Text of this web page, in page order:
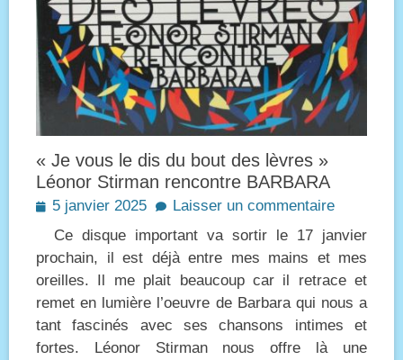
« Je vous le dis du bout des lèvres »
Léonor Stirman rencontre BARBARA
Posted
5 janvier 2025
Laisser un commentaire
Ce disque important va sortir le 17 janvier
prochain, il est déjà entre mes mains et mes
oreilles. Il me plait beaucoup car il retrace et
remet en lumière l’oeuvre de Barbara qui nous a
tant fascinés avec ses chansons intimes et
fortes. Léonor Stirman nous offre là une